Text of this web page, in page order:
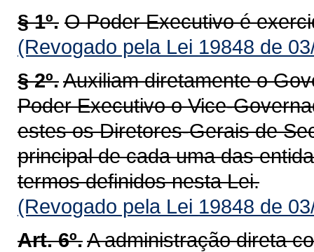
§ 1º. O Poder Executivo é
(Revogado pela Lei 19848 de
§ 2º.Auxiliam diretamente o
Poder Executivo o Vice-
estes os Diretores-Gerais de
principal de cada uma das
termos definidos nesta Lei.
(Revogado pela Lei 19848 de
Art. 6º.A administração direta